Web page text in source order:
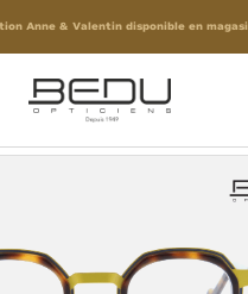
Anne & Valentin disponible en